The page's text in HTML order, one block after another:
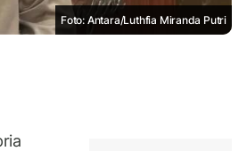
Foto: Antara/Luthfia Miranda Putri